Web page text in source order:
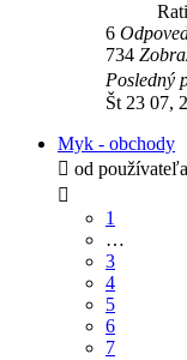
6
734
Posledný
Št 23 07,
Myk - obchody
od používateľa
1
…
3
4
5
6
7